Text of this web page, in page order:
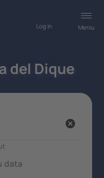
Meniu
Log in
del Dique